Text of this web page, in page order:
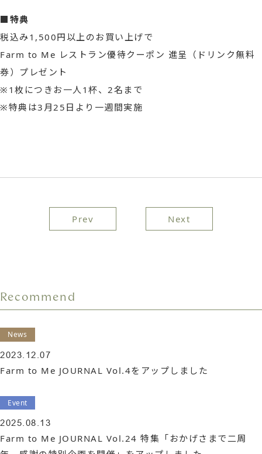
■特典
税込み1,500円以上のお買い上げで
Farm to Me レストラン優待クーポン 進呈（ドリンク無料
券）プレゼント
※1枚につきお一人1杯、2名まで
※特典は3月25日より一週間実施
ビ
ゲ
ー
シ
ン
Prev Next
Recommend
News
2023.12.07
Farm to Me JOURNAL Vol.4をアップしました
Event
2025.08.13
Farm to Me JOURNAL Vol.24 特集「おかげさまで二周